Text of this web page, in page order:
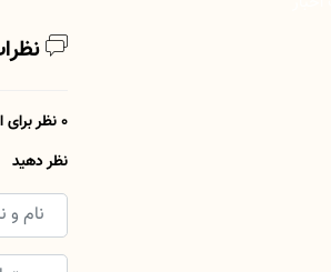
0 نظر برای این مطلب وجود دارد
نظر دهید